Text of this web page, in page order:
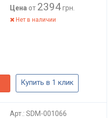
Цена от 2394грн.
Нет в наличии
Купить в 1 клик
Арт.: SDM-001066